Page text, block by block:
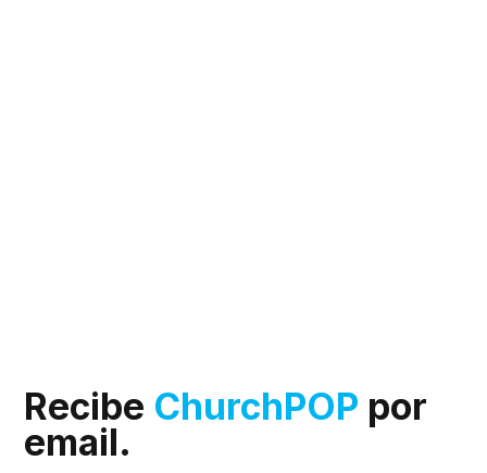
Recibe ChurchPOP por
email.